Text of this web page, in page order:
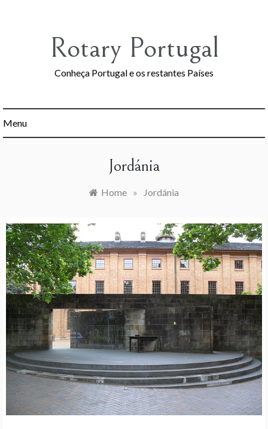
Rotary Portugal
Conheça Portugal e os restantes Países
Menu
Jordánia
Home » Jordánia